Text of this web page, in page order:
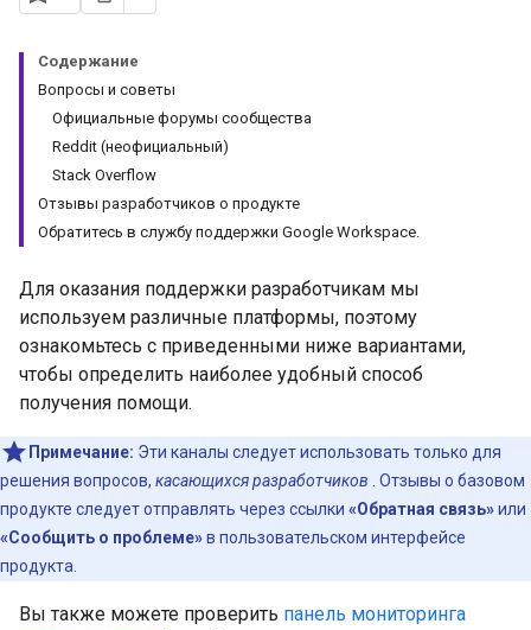
Содержание
Вопросы и советы
Официальные форумы сообщества
Reddit (неофициальный)
Stack Overflow
Отзывы разработчиков о продукте
Обратитесь в службу поддержки Google Workspace.
Для оказания поддержки разработчикам мы
используем различные платформы, поэтому
ознакомьтесь с приведенными ниже вариантами,
чтобы определить наиболее удобный способ
получения помощи.
Примечание: Эти каналы следует использовать только для
решения вопросов, касающихся разработчиков . Отзывы о базовом
продукте следует отправлять через ссылки «Обратная связь»или
«Сообщить о проблеме»в пользовательском интерфейсе
продукта.
Вы также можете проверить панель мониторинга